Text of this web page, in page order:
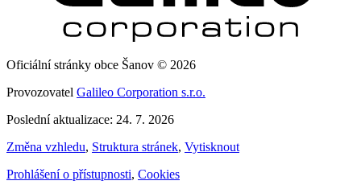
Oficiální stránky obce Šanov © 2026
Provozovatel Galileo Corporation s.r.o.
Poslední aktualizace: 24. 7. 2026
Změna vzhledu, Struktura stránek, Vytisknout
Prohlášení o přístupnosti, Cookies